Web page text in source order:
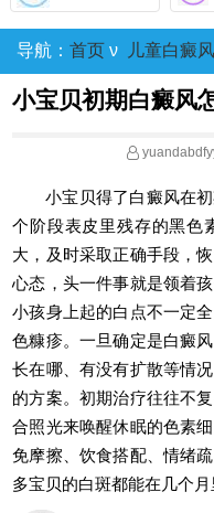
导航： 首页 ν 儿童白癜风
小宝贝初期白癜风
小宝贝得了白癜风在
个阶段表皮里残存的黑色
大，及时采取正确手段，
心态，头一件事就是领着
小孩身上起的白点不一定
色糠疹。一旦确定是白癜
长在哪、有没有扩散等情
的方案。初期治疗往往不
合照光来唤醒休眠的色素
免摩擦、饮食搭配、情绪
多宝贝的白斑都能在几个月